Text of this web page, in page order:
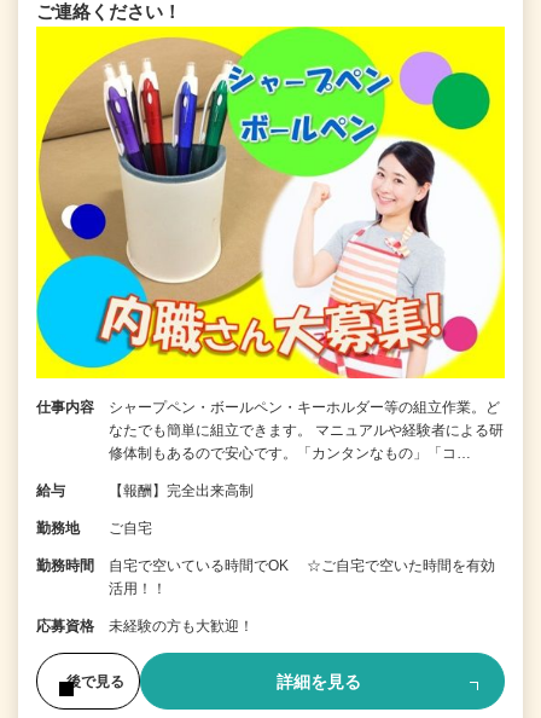
ご連絡ください！
仕事内容
シャープペン・ボールペン・キーホルダー等の組立作業。ど
なたでも簡単に組立できます。 マニュアルや経験者による研
修体制もあるので安心です。「カンタンなもの」「コ…
給与 【報酬】完全出来高制
勤務地 ご自宅
勤務時間
自宅で空いている時間でOK ☆ご自宅で空いた時間を有効
活用！！
応募資格 未経験の方も大歓迎！
後で見る 詳細を見る